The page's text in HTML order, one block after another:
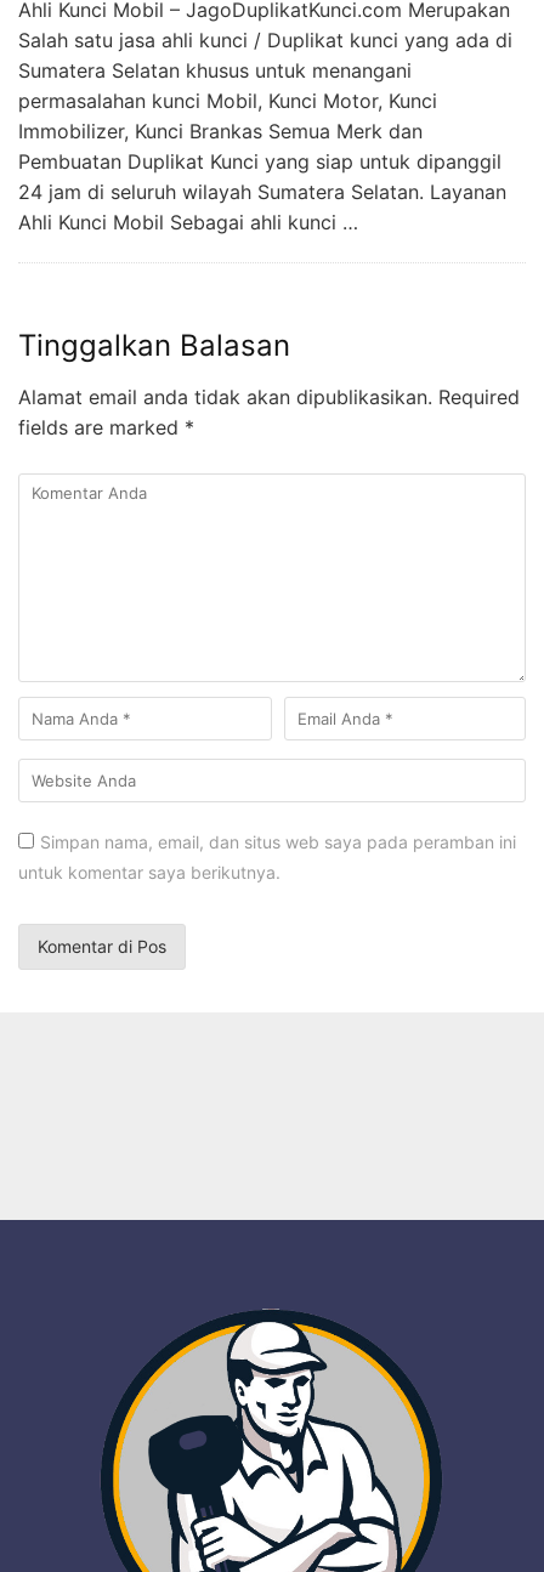
Ahli Kunci Mobil – JagoDuplikatKunci.com Merupakan
Salah satu jasa ahli kunci / Duplikat kunci yang ada di
Sumatera Selatan khusus untuk menangani
permasalahan kunci Mobil, Kunci Motor, Kunci
Immobilizer, Kunci Brankas Semua Merk dan
Pembuatan Duplikat Kunci yang siap untuk dipanggil
24 jam di seluruh wilayah Sumatera Selatan. Layanan
Ahli Kunci Mobil Sebagai ahli kunci …
Tinggalkan Balasan
Alamat email anda tidak akan dipublikasikan. Required
fields are marked *
Simpan nama, email, dan situs web saya pada peramban ini
untuk komentar saya berikutnya.